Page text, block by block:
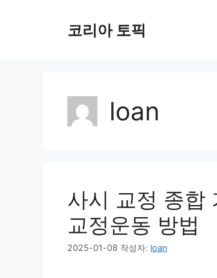
코리아 토픽
loan
사시 교정 종합
교정운동 방법
2025-01-08 작성자: loan